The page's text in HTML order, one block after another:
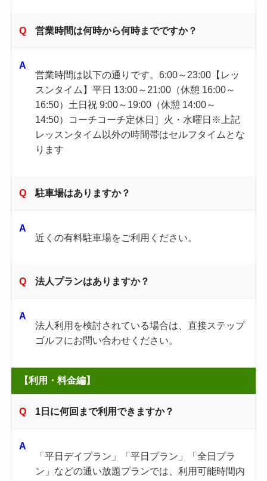
営業時間は何時から何時までですか？
営業時間は以下の通りです。6:00～23:00【レッ
スンタイム】平日 13:00～21:00（休憩 16:00～
16:50）土日祝 9:00～19:00（休憩 14:00～
14:50）コーチコーチ定休日］火・水曜日※上記
レッスンタイム以外の時間帯はセルフタイムとな
ります
駐車場はありますか？
近くの有料駐車場をご利用ください。
法人プランはありますか？
法人利用を検討されている場合は、直接ステップ
ゴルフにお問い合わせください。
【利用・料金編】
1日に何回まで利用できますか？
「平日デイプラン」「平日プラン」「全日プラ
ン」などの通い放題プランでは、利用可能時間内